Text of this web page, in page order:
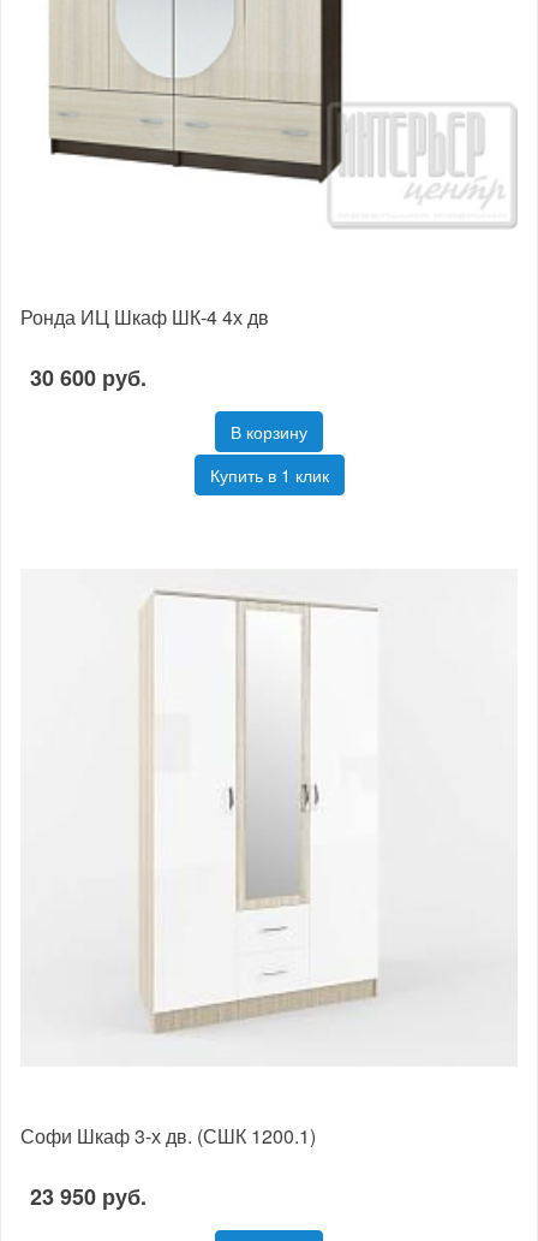
Ронда ИЦ Шкаф ШК-4 4х дв
30 600 руб.
В корзину
Купить в 1 клик
Софи Шкаф 3-х дв. (СШК 1200.1)
23 950 руб.